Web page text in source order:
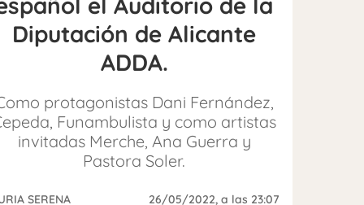
Diputación de Alicante
ADDA.
protagonistas Dani Fernández,
Funambulista y como artistas
invitadas Merche, Ana Guerra y
Pastora Soler.
SERENA 26/05/2022, a las 23:07